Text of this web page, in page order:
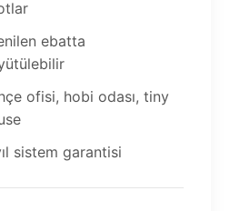
ebatta
ofisi, hobi odası, tiny
sistem garantisi